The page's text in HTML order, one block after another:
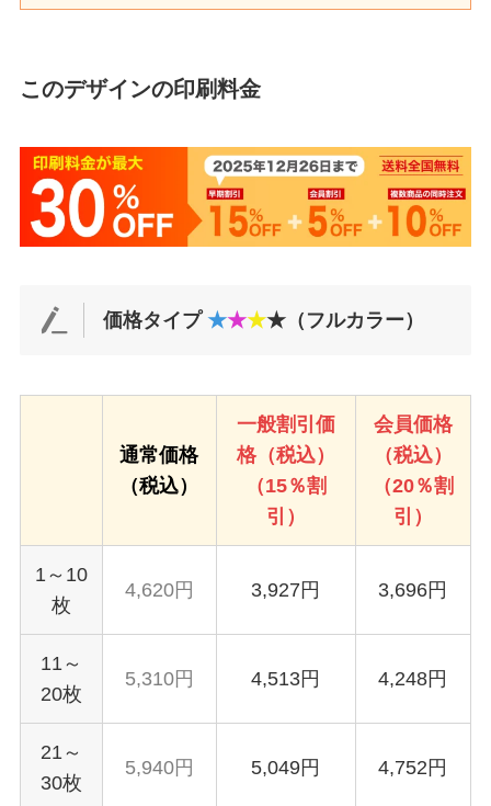
このデザインの印刷料金
価格タイプ★★★★（フルカラー）
通常価格
（税込）
一般割引価
格（税込）
（15％割
引）
会員価格
（税込）
（20％割
引）
1～10
枚
4,620円 3,927円 3,696円
11～
20枚
5,310円 4,513円 4,248円
21～
30枚
5,940円 5,049円 4,752円